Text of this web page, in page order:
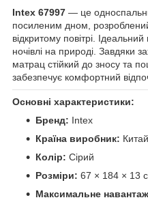
Intex 67997 — це
посиленим дном,
відкритому повітрі.
ночівлі на природі. Завдяки
матрац стійкий до зносу та
забезпечує комфортний
Основні характеристики:
Бренд: Intex
Країна виробник: Китай
Колір: Сірий
Розміри: 67 × 184 × 13
Максимальне